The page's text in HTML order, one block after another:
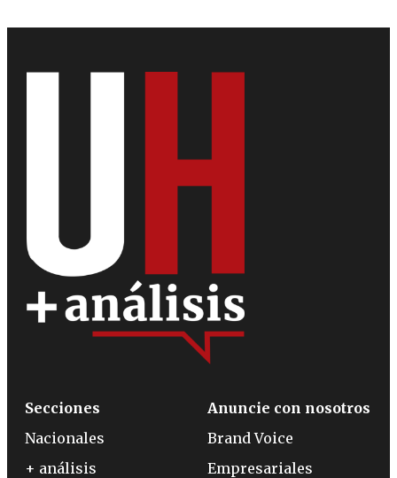
Secciones
Nacionales
+ análisis
Anuncie con nosotros
Brand Voice
Empresariales